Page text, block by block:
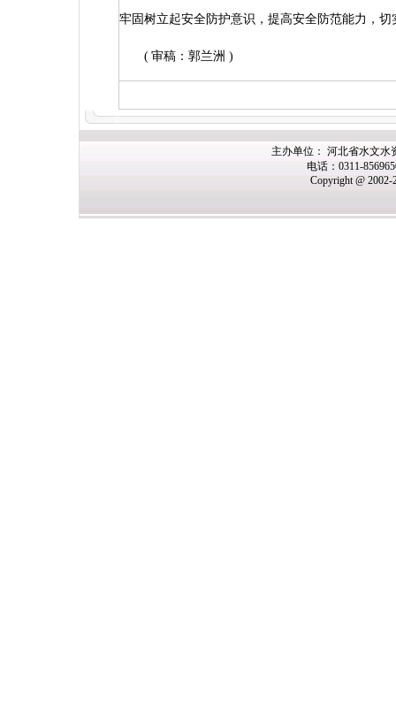
牢固树立起安全防护意识，提高安全防范能力，
( 审稿：郭兰洲 )
主办单位： 河北省水文水
电话：0311-
Copyright @ 2002-